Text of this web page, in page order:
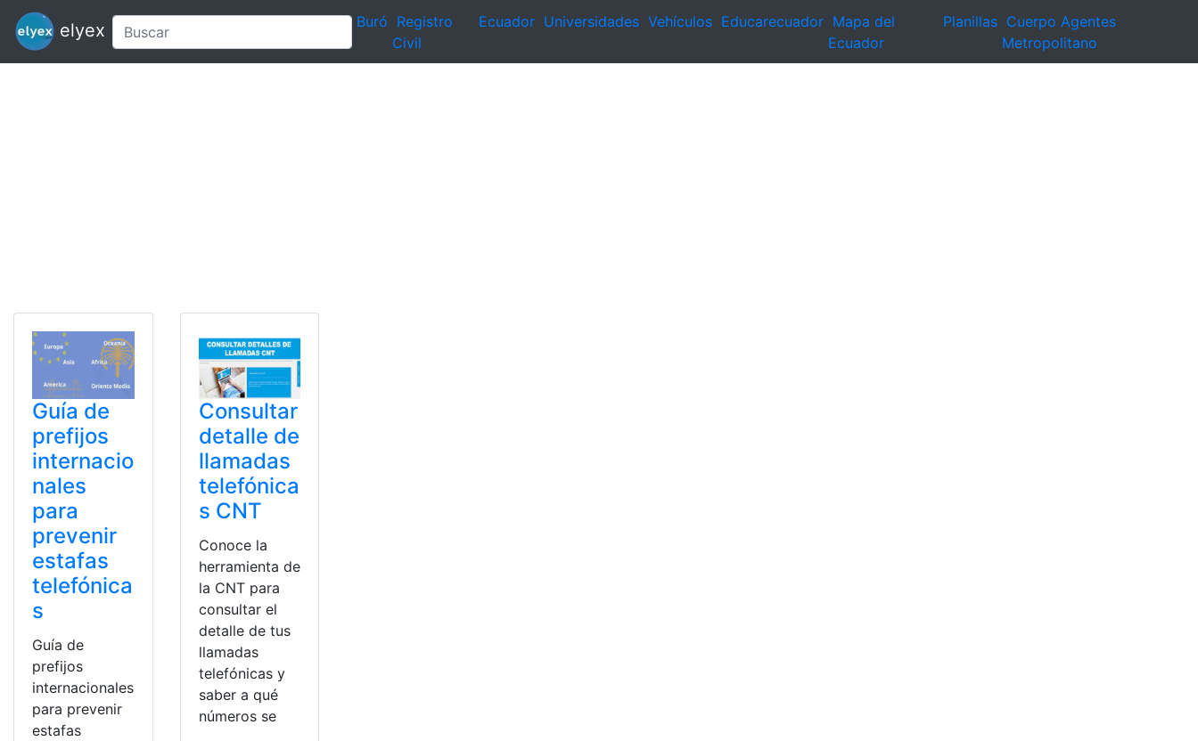
elyex Buró Registro
Civil
Ecuador Universidades Vehículos Educarecuador Mapa del
Ecuador
Planillas Cuerpo Agentes
Metropolitano
Guía de
prefijos
internacio
nales
para
prevenir
estafas
telefónica
s
Guía de
prefijos
internacionales
para prevenir
estafas
Consultar
detalle de
llamadas
telefónica
s CNT
Conoce la
herramienta de
la CNT para
consultar el
detalle de tus
llamadas
telefónicas y
saber a qué
números se